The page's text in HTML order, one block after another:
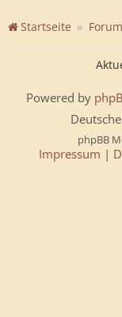
Startseite Forum
Powered by
phpBB
Impressum |